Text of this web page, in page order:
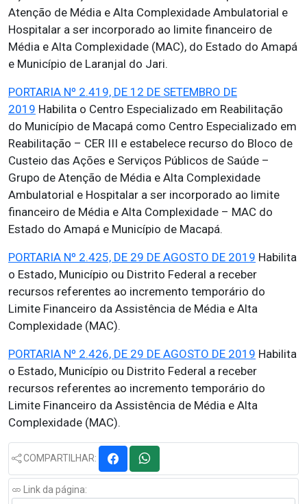
Atenção de Média e Alta Complexidade Ambulatorial e
Hospitalar a ser incorporado ao limite financeiro de
Média e Alta Complexidade (MAC), do Estado do Amapá
e Município de Laranjal do Jari.
PORTARIA Nº 2.419, DE 12 DE SETEMBRO DE
2019 Habilita o Centro Especializado em Reabilitação
do Município de Macapá como Centro Especializado em
Reabilitação – CER III e estabelece recurso do Bloco de
Custeio das Ações e Serviços Públicos de Saúde –
Grupo de Atenção de Média e Alta Complexidade
Ambulatorial e Hospitalar a ser incorporado ao limite
financeiro de Média e Alta Complexidade – MAC do
Estado do Amapá e Município de Macapá.
PORTARIA Nº 2.425, DE 29 DE AGOSTO DE 2019 Habilita
o Estado, Município ou Distrito Federal a receber
recursos referentes ao incremento temporário do
Limite Financeiro da Assistência de Média e Alta
Complexidade (MAC).
PORTARIA Nº 2.426, DE 29 DE AGOSTO DE 2019 Habilita
o Estado, Município ou Distrito Federal a receber
recursos referentes ao incremento temporário do
Limite Financeiro da Assistência de Média e Alta
Complexidade (MAC).
COMPARTILHAR:
Link da página: